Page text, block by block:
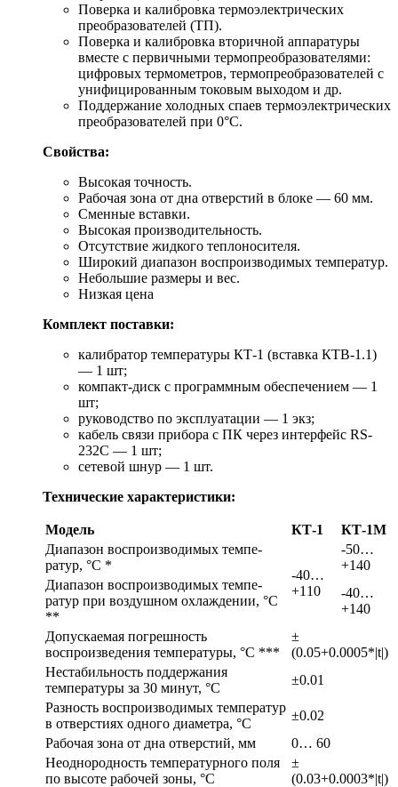
Поверка и калибровка термоэлектрических
преобразователей (ТП).
Поверка и калибровка вторичной аппаратуры
вместе с первичными термопреобразователями:
цифровых термометров, термопреобразователей с
унифицированным токовым выходом и др.
Поддержание холодных спаев термоэлектрических
преобразователей при 0°С.
Свойства:
Высокая точность.
Рабочая зона от дна отверстий в блоке — 60 мм.
Сменные вставки.
Высокая производительность.
Отсутствие жидкого теплоносителя.
Широкий диапазон воспроизводимых температур.
Небольшие размеры и вес.
Низкая цена
Комплект поставки:
калибратор температуры КТ-1 (вставка КТВ-1.1)
— 1 шт;
компакт-диск с программным обеспечением — 1
шт;
руководство по эксплуатации — 1 экз;
кабель связи прибора с ПК через интерфейс RS-
232С — 1 шт;
сетевой шнур — 1 шт.
Технические характеристики:
Модель КТ-1
КТ-1М
Диапазон воспроизводимых темпе­
ратур, °С *
-40…
+110
-50…
+140
Диапазон воспроизводимых темпе­
ратур при воздушном охлаждении, °С
**
-40…
+140
Допускаемая по­грешность
воспроизведения темпера­туры, °С ***
±
(0.05+0.0005*|t|)
Нестабильность поддержания
температуры за 30 ми­нут, °С
±0.01
Разность воспроизводимых температур
в отверстиях од­ного диаметра, °С
±0.02
Рабочая зона от дна отверстий, мм
0… 60
Неоднородность температурного поля
по высоте ра­бочей зоны, °С
±
(0.03+0.0003*|t|)